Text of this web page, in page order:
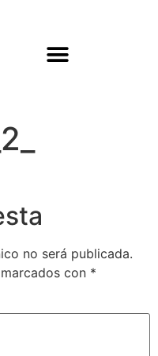
no será publicada.
con *